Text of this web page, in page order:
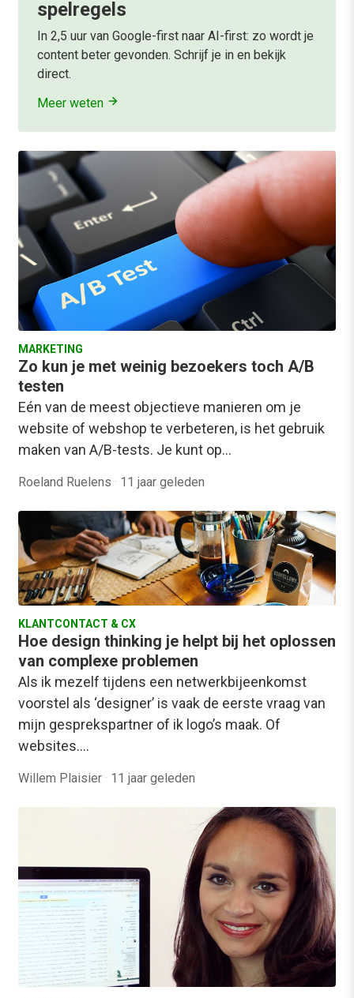
spelregels
In 2,5 uur van Google-first naar AI-first: zo wordt je
content beter gevonden. Schrijf je in en bekijk
direct.
Meer weten
MARKETING
Zo kun je met weinig bezoekers toch A/B
testen
Eén van de meest objectieve manieren om je
website of webshop te verbeteren, is het gebruik
maken van A/B-tests. Je kunt op…
Roeland Ruelens · 11 jaar geleden
KLANTCONTACT & CX
Hoe design thinking je helpt bij het oplossen
van complexe problemen
Als ik mezelf tijdens een netwerkbijeenkomst
voorstel als ‘designer’ is vaak de eerste vraag van
mijn gesprekspartner of ik logo’s maak. Of
websites.…
Willem Plaisier · 11 jaar geleden